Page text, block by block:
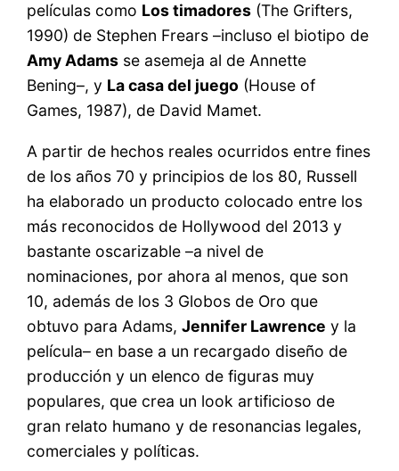
películas como Los timadores (The Grifters,
1990) de Stephen Frears –incluso el biotipo de
Amy Adams se asemeja al de Annette
Bening–, y La casa del juego (House of
Games, 1987), de David Mamet.
A partir de hechos reales ocurridos entre fines
de los años 70 y principios de los 80, Russell
ha elaborado un producto colocado entre los
más reconocidos de Hollywood del 2013 y
bastante oscarizable –a nivel de
nominaciones, por ahora al menos, que son
10, además de los 3 Globos de Oro que
obtuvo para Adams,Jennifer Lawrence y la
película– en base a un recargado diseño de
producción y un elenco de figuras muy
populares, que crea un look artificioso de
gran relato humano y de resonancias legales,
comerciales y políticas.